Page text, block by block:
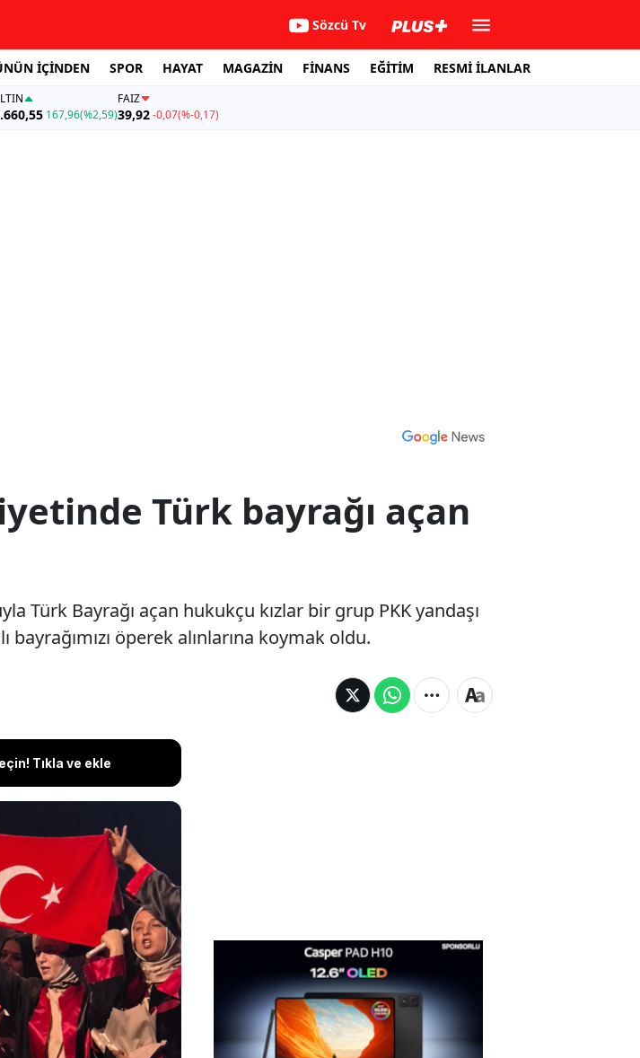
Sözcü Tv
İÇİNDEN SPOR HAYAT MAGAZİN FİNANS EĞİTİM RESMİ İLANLAR
167,96(%2,59)
FAİZ
39,92-0,07(%-0,17)
Türk bayrağı açan
Türk Bayrağı açan hukukçu kızlar bir grup PKK yandaşı
bayrağımızı öperek alınlarına koymak oldu.
Tıkla ve ekle
coşkuyla Türk
PKK yandaşı alçak
şanlı bayrağımızı